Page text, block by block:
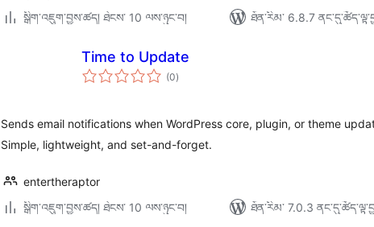
སྒྲིག་འཇུག་བྱས་ཚད། ཐེངས་ 10 ལས་ཉུང་བ།
ཐོན་རིམ་ 6.8.7
Time to Update
(0གདེང་
འཇོག་
)
Sends email notifications when WordPress core, plugin, or theme
Simple, lightweight, and set-and-forget.
entertheraptor
སྒྲིག་འཇུག་བྱས་ཚད། ཐེངས་ 10 ལས་ཉུང་བ།
ཐོན་རིམ་ 7.0.3